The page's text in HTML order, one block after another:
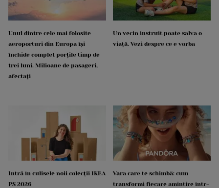
Unul dintre cele mai folosite
aeroporturi din Europa își
închide complet porțile timp de
trei luni. Milioane de pasageri,
afectați
Un vecin instruit poate salva o
viață. Vezi despre ce e vorba
Intră în culisele noii colecții IKEA
PS 2026
Vara care te schimbă: cum
transformi fiecare amintire într-